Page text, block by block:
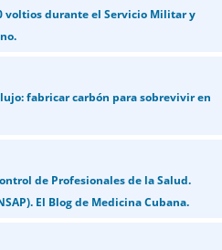
voltios durante el Servicio Militar y
fabricar carbón para sobrevivir en
de Profesionales de la Salud.
El Blog de Medicina Cubana.